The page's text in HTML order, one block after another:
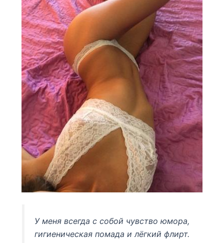
У меня всегда с собой чувство юмора,
гигиеническая помада и лёгкий флирт.